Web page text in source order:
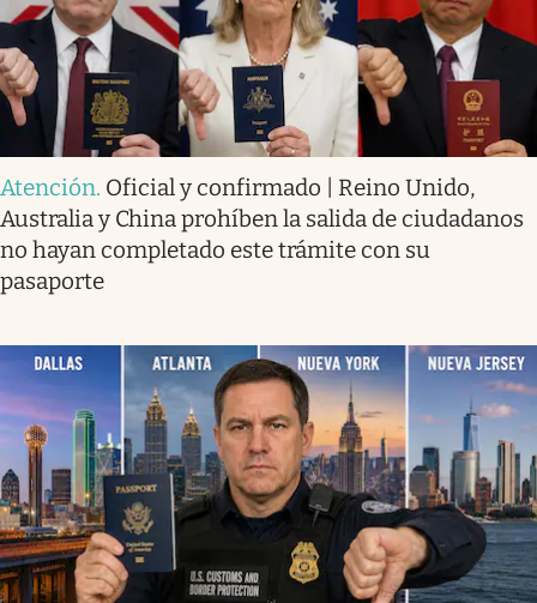
Atención. Oficial y confirmado | Reino Unido,
Australia y China prohíben la salida de ciudadanos
no hayan completado este trámite con su
pasaporte